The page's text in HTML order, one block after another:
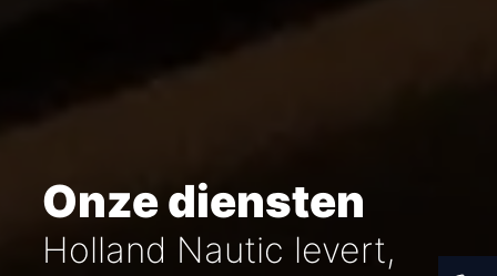
Onze diensten
Holland Nautic levert,